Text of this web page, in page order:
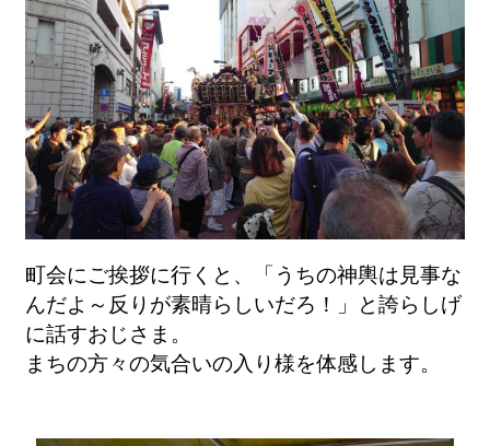
町会にご挨拶に行くと、「うちの神輿は見事な
んだよ～反りが素晴らしいだろ！」と誇らしげ
に話すおじさま。
まちの方々の気合いの入り様を体感します。